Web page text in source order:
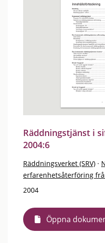
Räddningstjänst i
2004:6
Räddningsverket (SRV) ·
erfarenhetsåterföring
2004
Öppna